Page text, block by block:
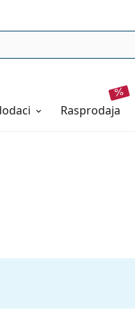
rasprodaja